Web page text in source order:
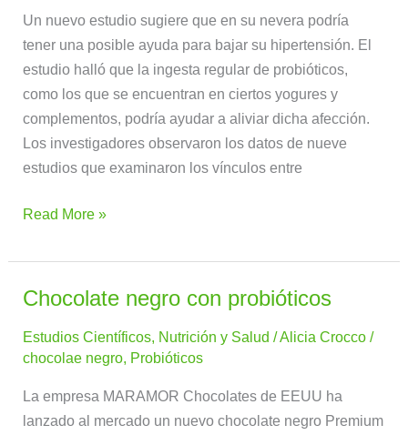
Un nuevo estudio sugiere que en su nevera podría
tener una posible ayuda para bajar su hipertensión. El
estudio halló que la ingesta regular de probióticos,
como los que se encuentran en ciertos yogures y
complementos, podría ayudar a aliviar dicha afección.
Los investigadores observaron los datos de nueve
estudios que examinaron los vínculos entre
Hipertensión?
Read More »
Chocolate negro con probióticos
Estudios Científicos, Nutrición y Salud /Alicia Crocco/
chocolae negro, Probióticos
La empresa MARAMOR Chocolates de EEUU ha
lanzado al mercado un nuevo chocolate negro Premium
Chocolate
con